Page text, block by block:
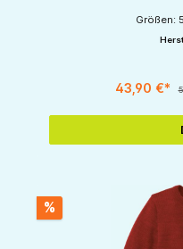
Größen:
43,90 €*
%